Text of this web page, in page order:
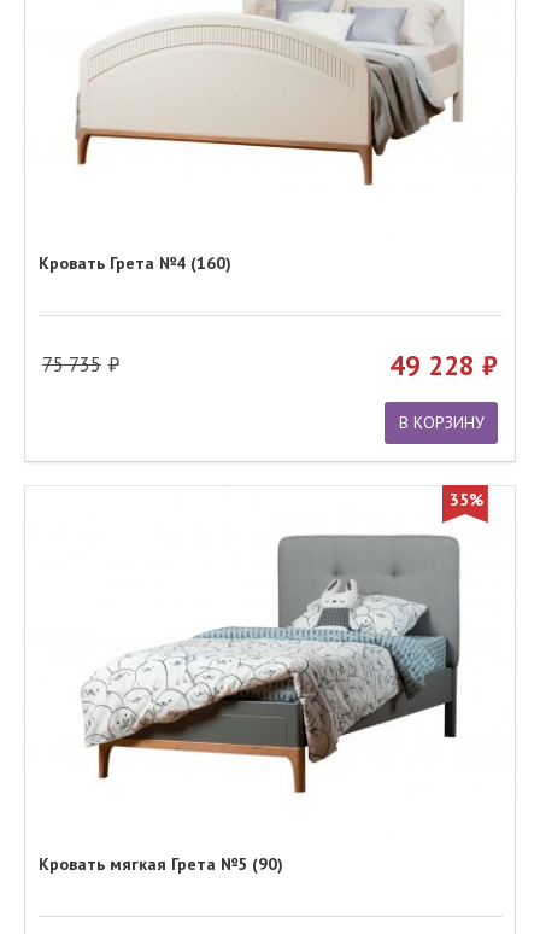
Кровать Грета №4 (160)
75 735 49 228
В КОРЗИНУ
35%
Кровать мягкая Грета №5 (90)